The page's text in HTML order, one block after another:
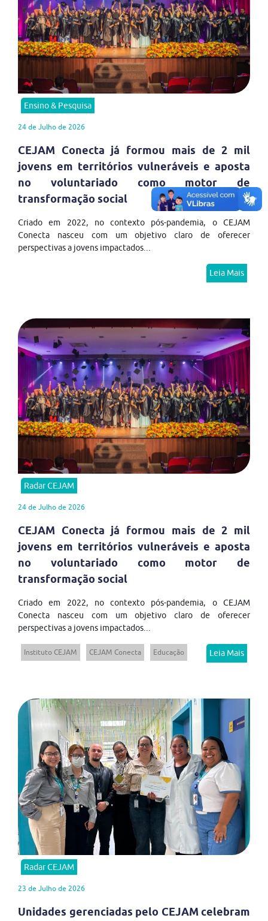
Ensino & Pesquisa
24 de Julho de 2026
CEJAM Conecta já formou mais de 2 mil
jovens em territórios vulneráveis e aposta
no voluntariado como motor de
transformação social
Criado em 2022, no contexto pós-pandemia, o CEJAM
Conecta nasceu com um objetivo claro de oferecer
perspectivas a jovens impactados...
Leia Mais
Radar CEJAM
24 de Julho de 2026
CEJAM Conecta já formou mais de 2 mil
jovens em territórios vulneráveis e aposta
no voluntariado como motor de
transformação social
Criado em 2022, no contexto pós-pandemia, o CEJAM
Conecta nasceu com um objetivo claro de oferecer
perspectivas a jovens impactados...
Instituto CEJAM CEJAM Conecta Educação Leia Mais
Radar CEJAM
23 de Julho de 2026
Unidades gerenciadas pelo CEJAM celebram